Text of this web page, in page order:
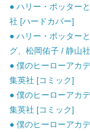
● ハリー・ポッター
社 [ハードカバー]
● ハリー・ポッター
グ、松岡佑子 / 静山
● 僕のヒーローアカ
集英社 [コミック]
● 僕のヒーローアカ
集英社 [コミック]
● 僕のヒーローアカ